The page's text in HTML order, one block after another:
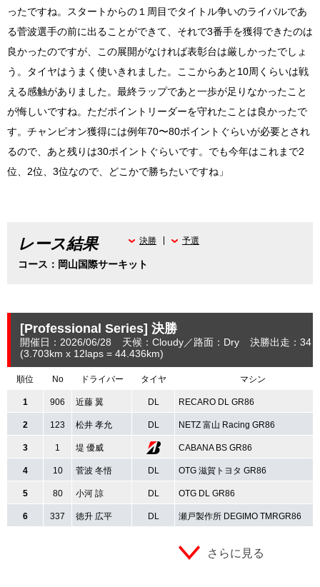
ったですね。スタートからの１周目でタイトル争いのライバルであ
る菅波選手の前に出ることができて、それで3番手を獲得できたのは
良かったのですが、この展開がなければ表彰台は厳しかったでしょ
う。タイヤはうまく使いきれました。ここからあと10周くらいは戦
える感触がありました。最終ラップであと一歩が足りなかったこと
が悔しいですね。ただポイントリーダーを守れたことは良かったで
す。チャンピオン獲得には例年70〜80ポイントぐらいが必要とされ
るので、あと残りは30ポイントぐらいです。でも今年はこれまで2
位、2位、3位なので、どこかで勝ちたいですね」
レース結果
コース：岡山国際サーキット
決勝 予選
[Professional Series] 決勝
開催日：2026/06/28 天候：Cloudy 路面：Dry
決勝出走：34
(3.703km x 12laps = 44.436km)
順位 No ドライバー タイヤ マシン
1 906 近藤 翼 DL RECARO DL GR86
2 123 松井 孝允 DL NETZ 富山 Racing GR86
3 1 堤 優威 CABANA BS GR86
4 10 菅波 冬悟 DL OTG 滋賀トヨタ GR86
5 80 小河 諒 DL OTG DL GR86
6 337 徳升 広平 DL 瀬戸製作所 DEGIMO TMRGR86
さらに見る